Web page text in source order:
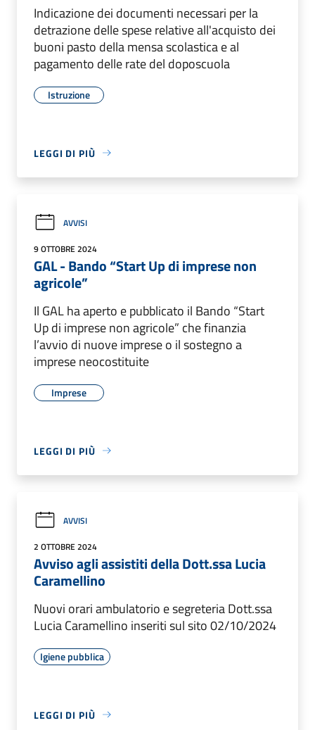
Indicazione dei documenti necessari per la
detrazione delle spese relative all'acquisto dei
buoni pasto della mensa scolastica e al
pagamento delle rate del doposcuola
Istruzione
LEGGI DI PIÙ
AVVISI
9 OTTOBRE 2024
GAL - Bando “Start Up di imprese non
agricole”
Il GAL ha aperto e pubblicato il Bando “Start
Up di imprese non agricole” che finanzia
l’avvio di nuove imprese o il sostegno a
imprese neocostituite
Imprese
LEGGI DI PIÙ
AVVISI
2 OTTOBRE 2024
Avviso agli assistiti della Dott.ssa Lucia
Caramellino
Nuovi orari ambulatorio e segreteria Dott.ssa
Lucia Caramellino inseriti sul sito 02/10/2024
Igiene pubblica
LEGGI DI PIÙ